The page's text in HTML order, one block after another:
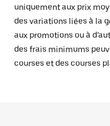
uniquement aux prix
des variations liées à la
aux promotions ou à
des frais minimums
courses et des courses